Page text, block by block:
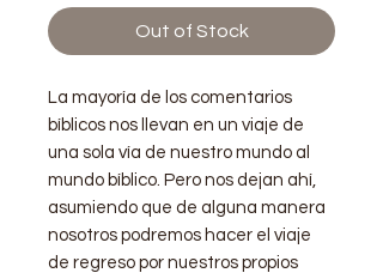
Out of Stock
La mayoría de los comentarios
bíblicos nos llevan en un viaje de
una sola vía de nuestro mundo al
mundo bíblico. Pero nos dejan ahí,
asumiendo que de alguna manera
nosotros podremos hacer el viaje
de regreso por nuestros propios